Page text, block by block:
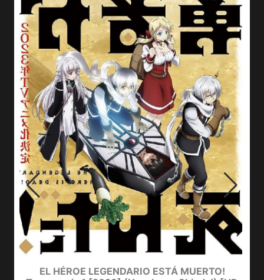
EL HÉROE LEGENDARIO ESTÁ MUERTO!